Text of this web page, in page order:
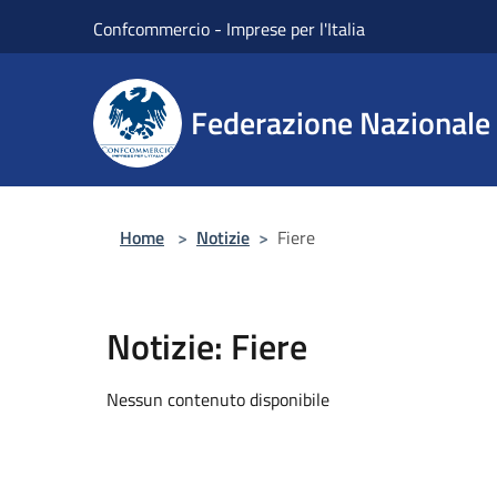
Confcommercio - Imprese per l'Italia
Federazione
Home > Notizie > Fiere
Notizie: Fiere
Nessun contenuto disponibile